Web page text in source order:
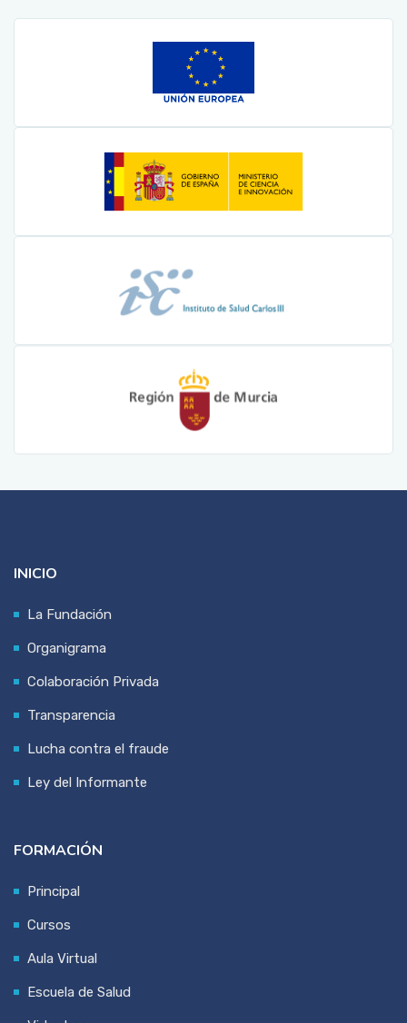
INICIO
La Fundación
Organigrama
Colaboración Privada
Transparencia
Lucha contra el fraude
Ley del Informante
FORMACIÓN
Principal
Cursos
Aula Virtual
Escuela de Salud